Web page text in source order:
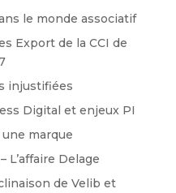
le monde associatif
Export de la CCI de
injustifiées
Digital et enjeux PI
marque
L’affaire Delage
de Velib et